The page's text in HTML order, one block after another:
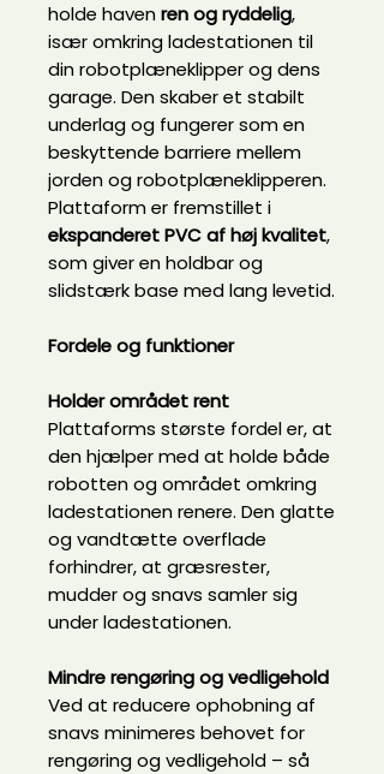
holde haven ren og ryddelig,
især omkring ladestationen til
din robotplæneklipper og dens
garage. Den skaber et stabilt
underlag og fungerer som en
beskyttende barriere mellem
jorden og robotplæneklipperen.
Plattaform er fremstillet i
ekspanderet PVC af høj kvalitet,
som giver en holdbar og
slidstærk base med lang levetid.
Fordele og funktioner
Holder området rent
Plattaforms største fordel er, at
den hjælper med at holde både
robotten og området omkring
ladestationen renere. Den glatte
og vandtætte overflade
forhindrer, at græsrester,
mudder og snavs samler sig
under ladestationen.
Mindre rengøring og vedligehold
Ved at reducere ophobning af
snavs minimeres behovet for
rengøring og vedligehold – så